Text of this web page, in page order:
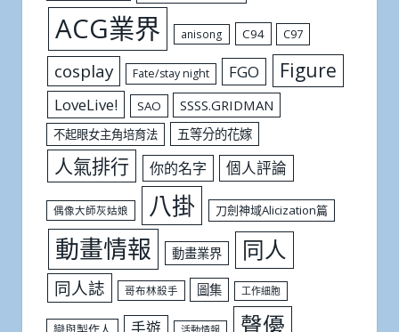
ACG業界 anisong C94 C97
cosplay Fate/stay night FGO Figure
LoveLive! SAO SSSS.GRIDMAN
不起眼女主角培育法 五等分的花嫁
人氣排行 你的名字 個人評論
偶像大師灰姑娘 八掛 刀劍神域Alicization篇
動畫情報 動畫業界 同人
同人誌 哥布林殺手 圖集 工作細胞
手遊 聲優